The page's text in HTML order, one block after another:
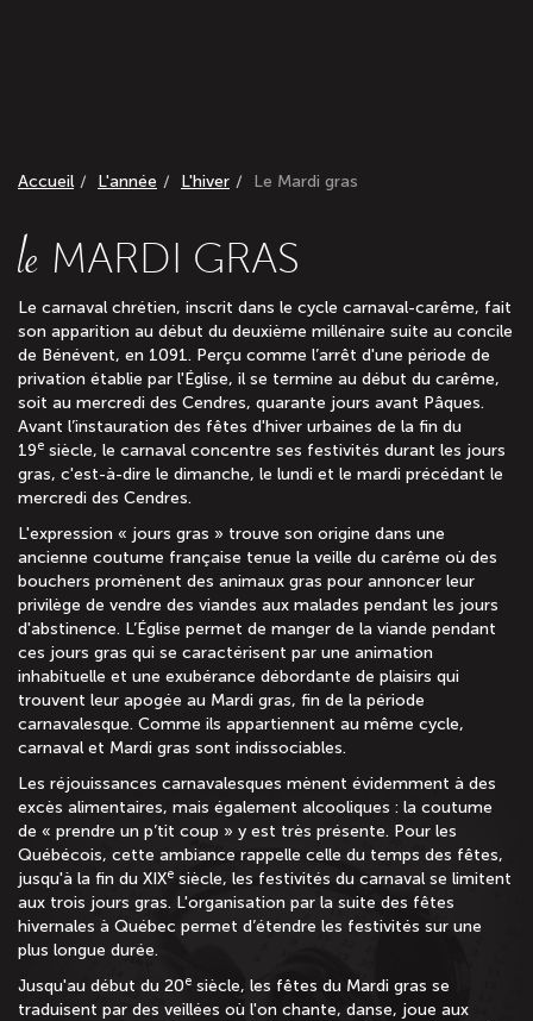
Accueil L'année L'hiver Le Mardi gras
le MARDI GRAS
Le carnaval chrétien, inscrit dans le cycle carnaval-carême, fait
son apparition au début du deuxième millénaire suite au concile
de Bénévent, en 1091. Perçu comme l’arrêt d'une période de
privation établie par l'Église, il se termine au début du carême,
soit au mercredi des Cendres, quarante jours avant Pâques.
Avant l’instauration des fêtes d'hiver urbaines de la fin du
19e siècle, le carnaval concentre ses festivités durant les jours
gras, c'est-à-dire le dimanche, le lundi et le mardi précédant le
mercredi des Cendres.
L'expression « jours gras » trouve son origine dans une
ancienne coutume française tenue la veille du carême où des
bouchers promènent des animaux gras pour annoncer leur
privilège de vendre des viandes aux malades pendant les jours
d'abstinence. L’Église permet de manger de la viande pendant
ces jours gras qui se caractérisent par une animation
inhabituelle et une exubérance débordante de plaisirs qui
trouvent leur apogée au Mardi gras, fin de la période
carnavalesque. Comme ils appartiennent au même cycle,
carnaval et Mardi gras sont indissociables.
Les réjouissances carnavalesques mènent évidemment à des
excès alimentaires, mais également alcooliques : la coutume
de « prendre un p’tit coup » y est très présente. Pour les
Québécois, cette ambiance rappelle celle du temps des fêtes,
jusqu'à la fin du XIXe siècle, les festivités du carnaval se limitent
aux trois jours gras. L'organisation par la suite des fêtes
hivernales à Québec permet d’étendre les festivités sur une
plus longue durée.
Jusqu'au début du 20e siècle, les fêtes du Mardi gras se
traduisent par des veillées où l'on chante, danse, joue aux